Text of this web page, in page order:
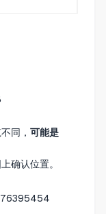
同， 可能是
确认位置。